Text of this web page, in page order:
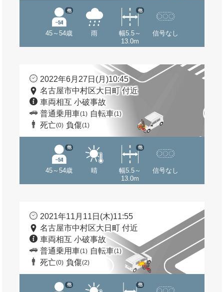
45～54歳
他
雨
幅5.5～
13.0m
他
信号なし
2022年6月27日(月)10:45
名古屋市中村区大日町 付近
車両相互 小破事故
普通乗用車(1) 自転車(1)
死亡(0) 負傷(1)
45～54歳
他
晴
幅5.5～
13.0m
他
信号なし
2021年11月11日(木)11:55
名古屋市中村区大日町 付近
車両相互 小破事故
普通乗用車(1) 自転車(1)
死亡(0) 負傷(2)
他 他